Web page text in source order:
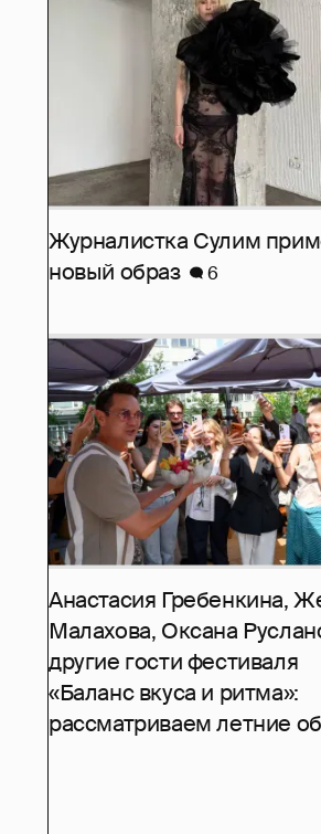
Журналистка Сулим
новый образ
6
Анастасия Гребенкина,
Малахова, Оксана
другие гости фестиваля
«Баланс вкуса и ритма»:
рассматриваем летние